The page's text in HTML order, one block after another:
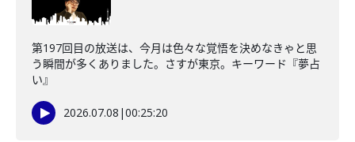
第197回目の放送は、今月は色々な覚悟を決めなきゃと思
う瞬間が多くありました。さすが東京。キーワード『夢占
い』
2026.07.08 |00:25:20